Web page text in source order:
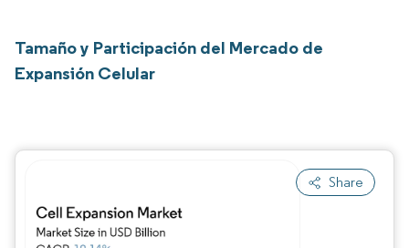
Tamaño y Participación del Mercado de
Expansión Celular
Share